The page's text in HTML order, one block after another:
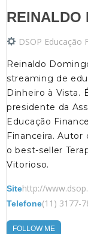
REINALDO
DSOP Educação
Reinaldo
streaming de
Dinheiro à Vista.
presidente da
Educação
Financeira.
o best-seller
Vitorioso.
Sitehttp://
Telefone(11) 3177-
FOLLOW ME